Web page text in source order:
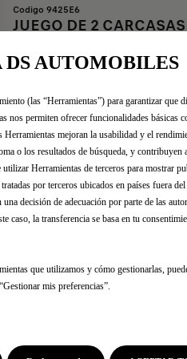
Codigo 9425E6
JUEGO DE 2
RETROVISORES
BRILLANTE
Entrega estimada:13/08
266,20€
Price
is
266,20
€
-
Quantity
updated
to:
1
Añadir a la cesta
AUTOMOBILES
(las “Herramientas”) para garantizar que
nos permiten ofrecer funcionalidades básicas
mejoran la usabilidad y el
o los resultados de búsqueda, y contribuyen
Herramientas de terceros para mostrar
por terceros ubicados en países fuera
decisión de adecuación por parte de las
caso, la transferencia se basa en tu
que utilizamos y cómo gestionarlas,
mis preferencias”.